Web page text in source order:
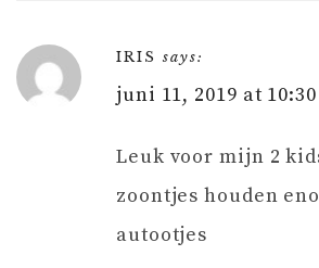
IRIS says:
juni 11, 2019 at
Leuk voor mijn 2
zoontjes houden
autootjes